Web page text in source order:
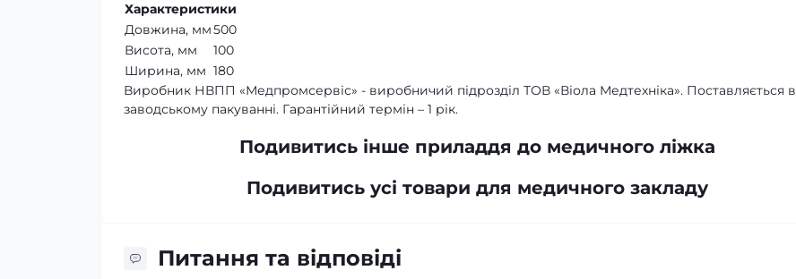
Характеристики
Довжина, мм500
Висота, мм
100
Ширина, мм 180
Виробник НВПП «Медпромсервіс» - виробничий підрозділ ТОВ «Віола Медтехніка». Поставляється в
заводському пакуванні. Гарантійний термін – 1 рік.
Подивитись інше приладдя до медичного ліжка
Подивитись усі товари для медичного закладу
Питання та відповіді